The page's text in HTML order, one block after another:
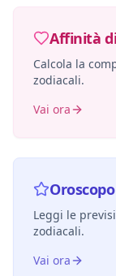
Affinità
Calcola la
zodiacali.
Vai ora
Leggi le
zodiacali.
Vai ora